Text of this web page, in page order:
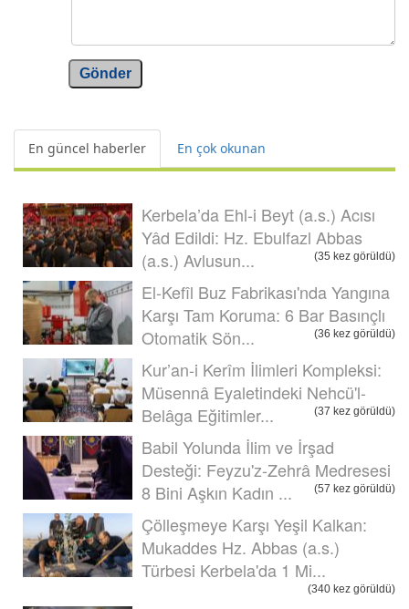
Gönder
En güncel haberler En çok okunan
Kerbela’da Ehl-i Beyt (a.s.) Acısı
Yâd Edildi: Hz. Ebulfazl Abbas
(a.s.) Avlusun...
(35 kez görüldü)
El-Kefîl Buz Fabrikası'nda Yangına
Karşı Tam Koruma: 6 Bar Basınçlı
Otomatik Sön...
(36 kez görüldü)
Kur’an-i Kerîm İlimleri Kompleksi:
Müsennâ Eyaletindeki Nehcü'l-
Belâga Eğitimler...
(37 kez görüldü)
Babil Yolunda İlim ve İrşad
Desteği: Feyzu'z-Zehrâ Medresesi
8 Bini Aşkın Kadın ...
(57 kez görüldü)
Çölleşmeye Karşı Yeşil Kalkan:
Mukaddes Hz. Abbas (a.s.)
Türbesi Kerbela'da 1 Mi...
(340 kez görüldü)